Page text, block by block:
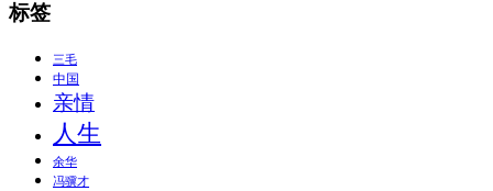
标签
三毛
中国
亲情
人生
余华
冯骥才